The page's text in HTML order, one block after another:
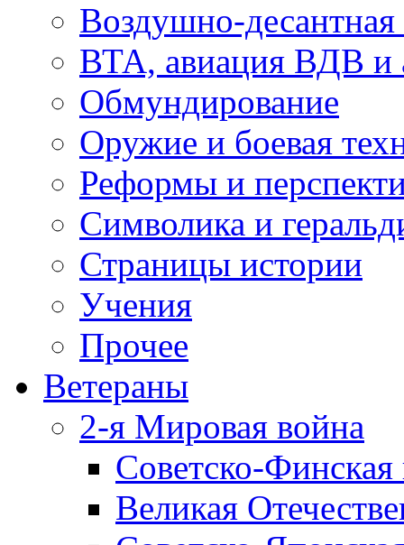
Воздушно-десантная
ВТА, авиация ВДВ и
Обмундирование
Оружие и боевая
Реформы и
Символика и
Страницы истории
Учения
Прочее
Ветераны
2-я Мировая война
Советско-
Великая